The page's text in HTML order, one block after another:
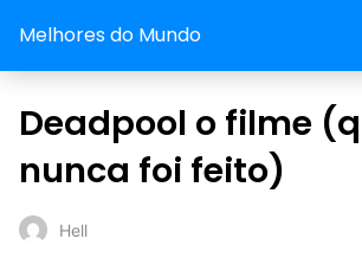
Melhores do Mundo
Deadpool o filme
nunca foi feito)
Hell